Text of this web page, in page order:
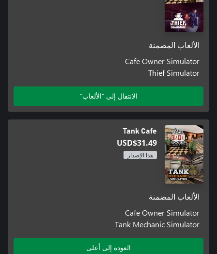
الألعاب المضمنة
Cafe Owner Simulator
Thief Simulator
الانتقال إلى "الألعاب"
Tank Cafe
USD$31.49
هذا الإصدار
الألعاب المضمنة
Cafe Owner Simulator
Tank Mechanic Simulator
العودة إلى أعلى